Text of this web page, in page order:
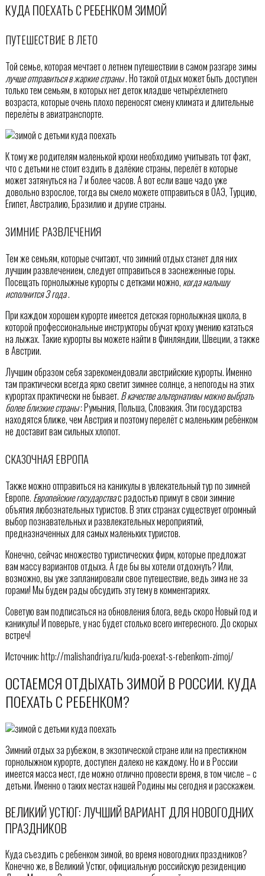
КУДА ПОЕХАТЬ С РЕБЕНКОМ ЗИМОЙ
ПУТЕШЕСТВИЕ В ЛЕТО
Той семье, которая мечтает о летнем путешествии в самом разгаре зимы
лучше отправиться в жаркие страны. Но такой отдых может быть доступен
только тем семьям, в которых нет деток младше четырёхлетнего
возраста, которые очень плохо переносят смену климата и длительные
перелёты в авиатранспорте.
К тому же родителям маленькой крохи необходимо учитывать тот факт,
что с детьми не стоит ездить в далёкие страны, перелёт в которые
может затянуться на 7 и более часов. А вот если ваше чадо уже
довольно взрослое, тогда вы смело можете отправиться в ОАЭ, Турцию,
Египет, Австралию, Бразилию и другие страны.
ЗИМНИЕ РАЗВЛЕЧЕНИЯ
Тем же семьям, которые считают, что зимний отдых станет для них
лучшим развлечением, следует отправиться в заснеженные горы.
Посещать горнолыжные курорты с детками можно, когда малышу
исполнится 3 года.
При каждом хорошем курорте имеется детская горнолыжная школа, в
которой профессиональные инструкторы обучат кроху умению кататься
на лыжах. Такие курорты вы можете найти в Финляндии, Швеции, а также
в Австрии.
Лучшим образом себя зарекомендовали австрийские курорты. Именно
там практически всегда ярко светит зимнее солнце, а непогоды на этих
курортах практически не бывает. В качестве альтернативы можно выбрать
более близкие страны: Румыния, Польша, Словакия. Эти государства
находятся ближе, чем Австрия и поэтому перелёт с маленьким ребёнком
не доставит вам сильных хлопот.
СКАЗОЧНАЯ ЕВРОПА
Также можно отправиться на каникулы в увлекательный тур по зимней
Европе. Европейские государствас радостью примут в свои зимние
объятия любознательных туристов. В этих странах существует огромный
выбор познавательных и развлекательных мероприятий,
предназначенных для самых маленьких туристов.
Конечно, сейчас множество туристических фирм, которые предложат
вам массу вариантов отдыха. А где бы вы хотели отдохнуть? Или,
возможно, вы уже запланировали свое путешествие, ведь зима не за
горами! Мы будем рады обсудить эту тему в комментариях.
Советую вам подписаться на обновления блога, ведь скоро Новый год и
каникулы! И поверьте, у нас будет столько всего интересного. До скорых
встреч!
Источник: http://malishandriya.ru/kuda-poexat-s-rebenkom-zimoj/
ОСТАЕМСЯ ОТДЫХАТЬ ЗИМОЙ В РОССИИ. КУДА
ПОЕХАТЬ С РЕБЕНКОМ?
Зимний отдых за рубежом, в экзотической стране или на престижном
горнолыжном курорте, доступен далеко не каждому. Но и в России
имеется масса мест, где можно отлично провести время, в том числе – с
детьми. Именно о таких местах нашей Родины мы сегодня и расскажем.
ВЕЛИКИЙ УСТЮГ: ЛУЧШИЙ ВАРИАНТ ДЛЯ НОВОГОДНИХ
ПРАЗДНИКОВ
Куда съездить с ребенком зимой, во время новогодних праздников?
Конечно же, в Великий Устюг, официальную российскую резиденцию